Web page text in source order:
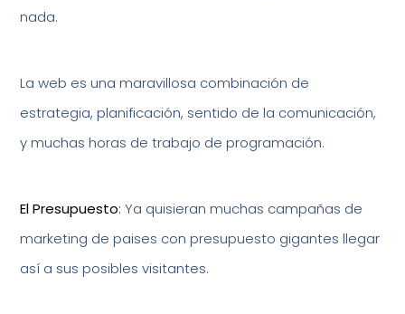
nada.
La web es una maravillosa combinación de
estrategia, planificación, sentido de la comunicación,
y muchas horas de trabajo de programación.
El Presupuesto: Ya quisieran muchas campañas de
marketing de paises con presupuesto gigantes llegar
así a sus posibles visitantes.